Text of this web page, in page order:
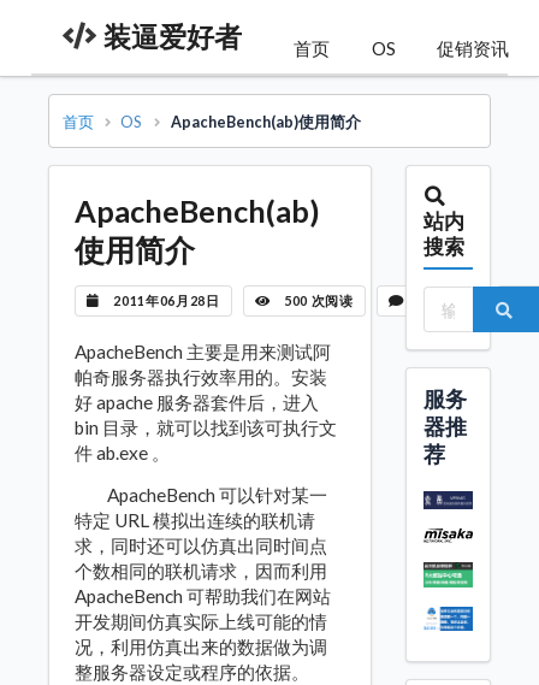
装逼爱好者 首页 OS 促销资讯
首页 OS ApacheBench(ab)使用简介
ApacheBench(ab)
使用简介
2011年06月28日 500 次阅读 暂无评论
ApacheBench 主要是用来测试阿
帕奇服务器执行效率用的。安装
好 apache 服务器套件后，进入
bin 目录，就可以找到该可执行文
件 ab.exe 。
ApacheBench 可以针对某一
特定 URL 模拟出连续的联机请
求，同时还可以仿真出同时间点
个数相同的联机请求，因而利用
ApacheBench 可帮助我们在网站
开发期间仿真实际上线可能的情
况，利用仿真出来的数据做为调
整服务器设定或程序的依据。
站内
搜索
服务
器推
荐